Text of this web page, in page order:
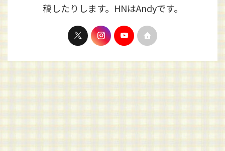
稿したりします。HNはAndyです。